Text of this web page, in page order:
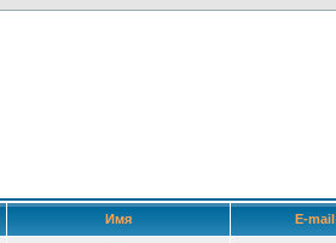
Имя E-mail